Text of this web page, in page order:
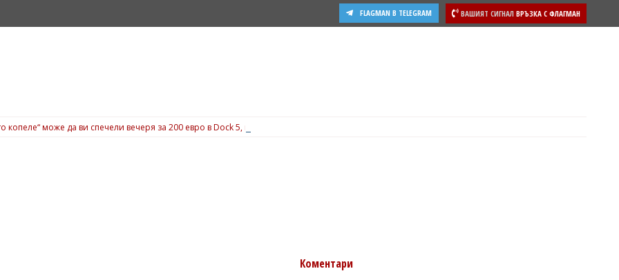
ВАШИЯТ СИГНАЛ ВРЪЗКА С ФЛАГМАН
FLAGMAN В TELEGRAM
копеле“ може да ви спечели вечеря за 200 евро в Dock 5, вижте подробности
Коментари